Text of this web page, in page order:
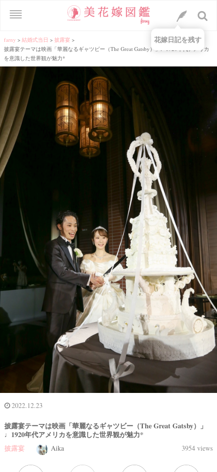
farny > 結婚式当日 > 披露宴 >
披露宴テーマは映画「華麗なるギャツビー（The Great Gatsby）」♩1920年代アメリカ
を意識した世界観が魅力*
2022.12.23
披露宴テーマは映画「華麗なるギャツビー（The Great Gatsby）」
♩1920年代アメリカを意識した世界観が魅力*
披露宴 Aika 3954 views
花嫁日記を残す
結